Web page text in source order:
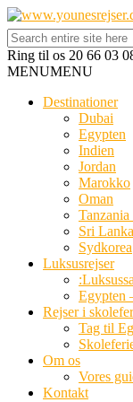
Ring til os 20 66 03
MENUMENU
Destinationer
Dubai
Egypten
Indien
Jordan
Marokko
Oman
Sri Lanka
Sydkorea
Luksusrejser
Egypten
Rejser i
Tag til
Om os
Vores
Kontakt